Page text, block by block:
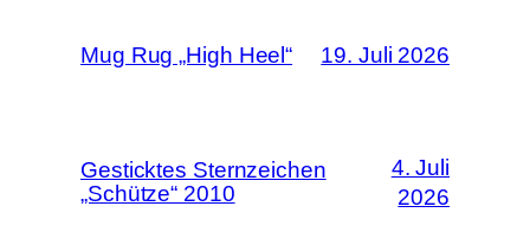
Mug Rug „High Heel“ 19. Juli 2026
Gesticktes Sternzeichen
„Schütze“ 2010
4. Juli
2026